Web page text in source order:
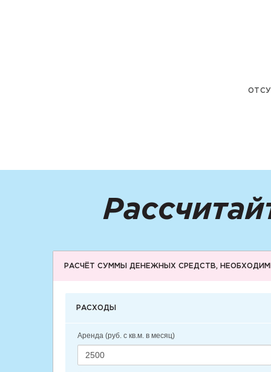
РАСЧЁТ СУММЫ ДЕНЕЖНЫХ СРЕДСТВ,
РАСХОДЫ
Аренда (руб. с кв.м. в месяц)